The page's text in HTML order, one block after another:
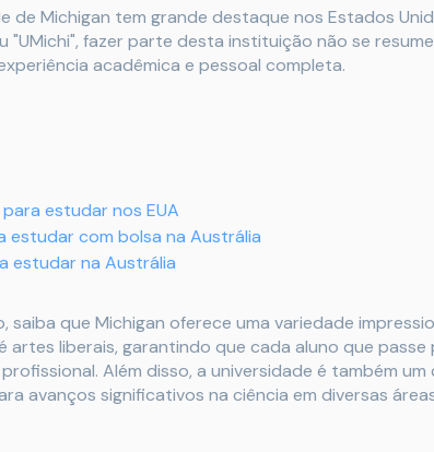
de Michigan tem grande destaque nos Estados
"UMichi", fazer parte desta instituição não se
acadêmica e pessoal completa.
estudar nos EUA
estudar com bolsa na Austrália
estudar na Austrália
saiba que Michigan oferece uma variedade
artes liberais, garantindo que cada aluno que passe
Além disso, a universidade é também
avanços significativos na ciência em diversas